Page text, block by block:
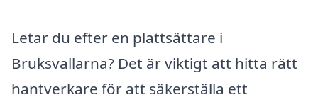
Letar du efter en plattsättare i
Bruksvallarna? Det är viktigt att hitta rätt
hantverkare för att säkerställa ett